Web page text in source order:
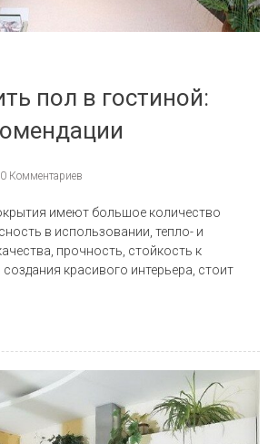
пол в гостиной:
0 Комментариев
имеют большое количество
в использовании, тепло- и
прочность, стойкость к
красивого интерьера, стоит